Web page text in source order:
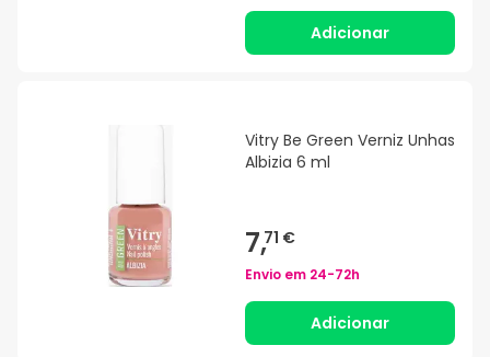
Adicionar
Vitry Be Green Verniz Unhas
Albizia 6 ml
7,71 €
Envio em 24-72h
Adicionar